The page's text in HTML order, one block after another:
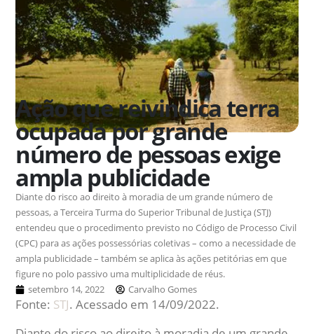
Ação que reivindica terra
ocupada por grande
número de pessoas exige
ampla publicidade
Diante do risco ao direito à moradia de um grande número de
pessoas, a Terceira Turma do Superior Tribunal de Justiça (STJ)
entendeu que o procedimento previsto no Código de Processo Civil
(CPC) para as ações possessórias coletivas – como a necessidade de
ampla publicidade – também se aplica às ações petitórias em que
figure no polo passivo uma multiplicidade de réus.
setembro 14, 2022
Carvalho Gomes
Fonte: STJ. Acessado em 14/09/2022.